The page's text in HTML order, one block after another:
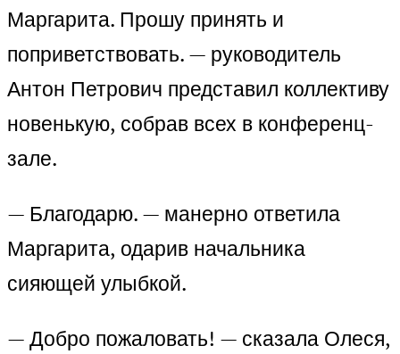
Маргарита. Прошу принять и
поприветствовать. — руководитель
Антон Петрович представил коллективу
новенькую, собрав всех в конференц-
зале.
— Благодарю. — манерно ответила
Маргарита, одарив начальника
сияющей улыбкой.
— Добро пожаловать! — сказала Олеся,